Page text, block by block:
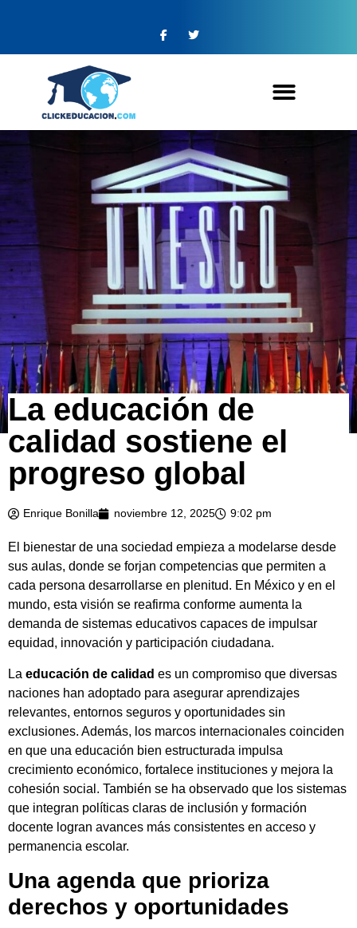
La educación de
calidad sostiene el
progreso global
Enrique Bonilla noviembre 12, 2025 9:02 pm
El bienestar de una sociedad empieza a modelarse desde
sus aulas, donde se forjan competencias que permiten a
cada persona desarrollarse en plenitud. En México y en el
mundo, esta visión se reafirma conforme aumenta la
demanda de sistemas educativos capaces de impulsar
equidad, innovación y participación ciudadana.
La educación de calidad es un compromiso que diversas
naciones han adoptado para asegurar aprendizajes
relevantes, entornos seguros y oportunidades sin
exclusiones. Además, los marcos internacionales coinciden
en que una educación bien estructurada impulsa
crecimiento económico, fortalece instituciones y mejora la
cohesión social. También se ha observado que los sistemas
que integran políticas claras de inclusión y formación
docente logran avances más consistentes en acceso y
permanencia escolar.
Una agenda que prioriza
derechos y oportunidades